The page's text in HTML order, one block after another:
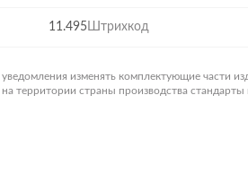
11.495Штрихкод
изменять комплектующие части
территории страны производства стандарты